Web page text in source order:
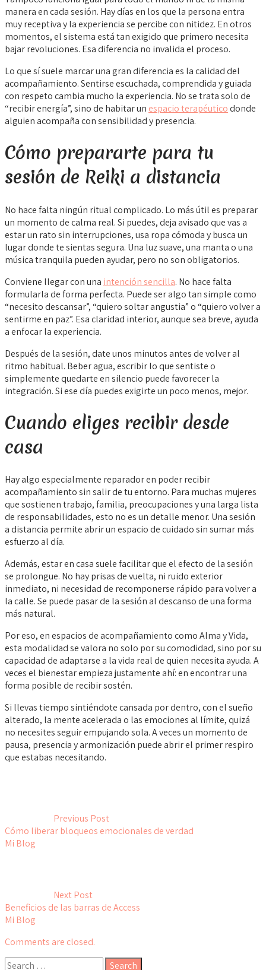
manera en cada sesión. Hay días en los que la persona entra
muy receptiva y la experiencia se percibe con nitidez. En otros
momentos, el sistema está tan exigido que primero necesita
bajar revoluciones. Esa diferencia no invalida el proceso.
Lo que sí suele marcar una gran diferencia es la calidad del
acompañamiento. Sentirse escuchada, comprendida y guiada
con respeto cambia mucho la experiencia. No se trata solo de
“recibir energía”, sino de habitar un espacio terapéuticodonde
alguien acompaña con sensibilidad y presencia.
Cómo prepararte para tu
sesión de Reiki a distancia
No hace falta ningún ritual complicado. Lo más útil es preparar
un momento de calma real. Si puedes, deja avisado que vas a
estar un rato sin interrupciones, usa ropa cómoda y busca un
lugar donde te sientas segura. Una luz suave, una manta o una
música tranquila pueden ayudar, pero no son obligatorios.
Conviene llegar con una intención sencilla. No hace falta
formularla de forma perfecta. Puede ser algo tan simple como
“necesito descansar”, “quiero soltar angustia” o “quiero volver a
sentirme en paz”. Esa claridad interior, aunque sea breve, ayuda
a enfocar la experiencia.
Después de la sesión, date unos minutos antes de volver al
ritmo habitual. Beber agua, escribir lo que sentiste o
simplemente quedarte en silencio puede favorecer la
integración. Si ese día puedes exigirte un poco menos, mejor.
Cuando eliges recibir desde
casa
Hay algo especialmente reparador en poder recibir
acompañamiento sin salir de tu entorno. Para muchas mujeres
que sostienen trabajo, familia, preocupaciones y una larga lista
de responsabilidades, esto no es un detalle menor. Una sesión
a distancia permite abrir un espacio de cuidado sin sumar más
esfuerzo al día.
Además, estar en casa suele facilitar que el efecto de la sesión
se prolongue. No hay prisas de vuelta, ni ruido exterior
inmediato, ni necesidad de recomponerse rápido para volver a
la calle. Se puede pasar de la sesión al descanso de una forma
más natural.
Por eso, en espacios de acompañamiento como Alma y Vida,
esta modalidad se valora no solo por su comodidad, sino por su
capacidad de adaptarse a la vida real de quien necesita ayuda. A
veces el bienestar empieza justamente ahí: en encontrar una
forma posible de recibir sostén.
Si llevas tiempo sintiéndote cansada por dentro, con el sueño
alterado, la mente acelerada o las emociones al límite, quizá
no necesites seguir empujando sola. A veces un momento de
pausa, presencia y armonización puede abrir el primer respiro
que estabas necesitando.
Previous Post
Cómo liberar bloqueos emocionales de verdad
Mi Blog
Next Post
Beneficios de las barras de Access
Mi Blog
Comments are closed.